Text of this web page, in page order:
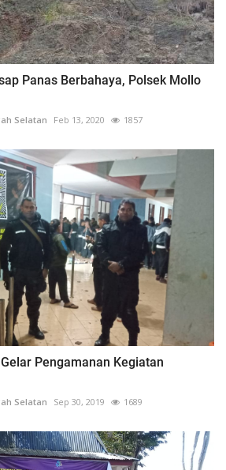
Panas Berbahaya, Polsek Mollo
Selatan Feb 13, 2020 1857
Pengamanan Kegiatan
Selatan Sep 30, 2019 1689